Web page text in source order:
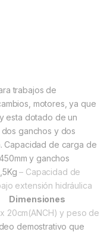
trabajos de
motores, ya que
esta dotado de un
ganchos y dos
Capacidad de carga de
y ganchos
– Capacidad de
extensión hidráulica
Dimensiones
20cm(ANCH) y peso de
demostrativo que